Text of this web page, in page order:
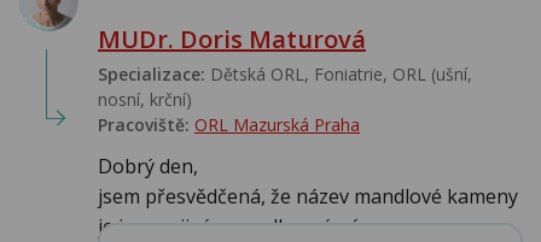
MUDr. Doris Maturová
Specializace: Dětská ORL, Foniatrie, ORL (ušní,
nosní, krční)
Pracoviště: ORL Mazurská Praha
Dobrý den,
jsem přesvědčená, že název mandlové kameny
je jenom jiný a neodborný název pr...